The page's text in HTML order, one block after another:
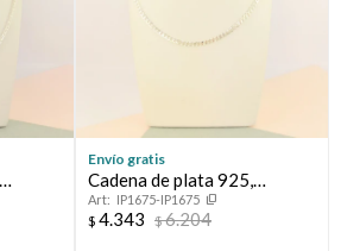
Envío gratis
Cadena de plata 925,
GRUMETTE
IP1675-IP1675
$ 4.343 $6.204